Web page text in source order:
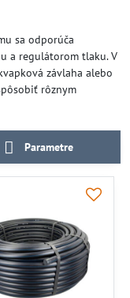
sa odporúča
a regulátorom tlaku. V
závlaha alebo
rôznym
Parametre